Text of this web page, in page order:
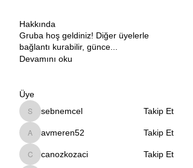
Hakkında
Gruba hoş geldiniz! Diğer üyelerle
bağlantı kurabilir, günce
Devamını oku
Üye
sebnemcel
sebnemcel Takip Et
avmeren52
avmeren52 Takip Et
canozkozaci
canozkozaci Takip Et